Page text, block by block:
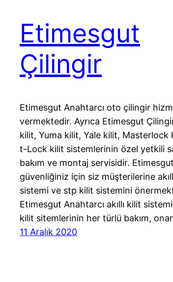
Etimesgut
Çilingir
Etimesgut Anahtarcı oto çilingir
vermektedir. Ayrıca Etimesgut
kilit, Yuma kilit, Yale kilit, Masterlock
t-Lock kilit sistemlerinin özel yetkili
bakım ve montaj servisidir.
güvenliğiniz için siz müşterilerine
sistemi ve stp kilit sistemini
Etimesgut Anahtarcı akıllı kilit
kilit sitemlerinin her türlü bakım,
11 Aralık 2020